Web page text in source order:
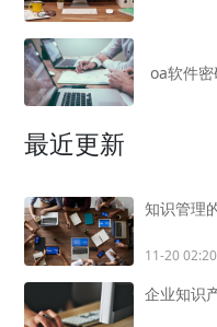
oa软件
最近更新
知识管理
11-20 02:20
企业知识